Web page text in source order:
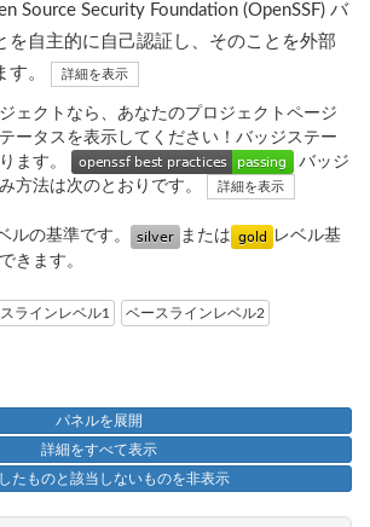
Source Security Foundation (OpenSSF) バ
を自主的に自己認証し、そのことを外部
す。
詳細を表示
ェクトなら、あなたのプロジェクトページ
ータスを表示してください！バッジステー
ます。
バッジ
方法は次のとおりです。
詳細を表示
ルの基準です。 または
レベル基
きます。
ラインレベル1
ベースラインレベル2
パネルを展開
詳細をすべて表示
たものと該当しないものを非表示